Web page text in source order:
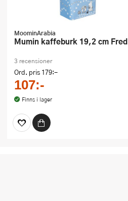
MoominArabia
Mumin kaffeburk 19,2 cm Fred
3 recensioner
Ord. pris 179:-
107:-
Finns i lager